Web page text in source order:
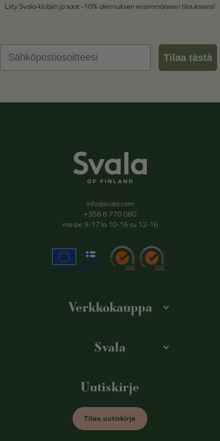
Liity Svala-klubiin ja saat -10% alennuksen ensimmäiseen tilaukseesi!
Tilaa tästä
info@svala.com
+358 8 770 080
ma-pe 9-17 la 10-16 su 12-16
Verkkokauppa
Svala
Uutiskirje
Tilaa uutiskirje